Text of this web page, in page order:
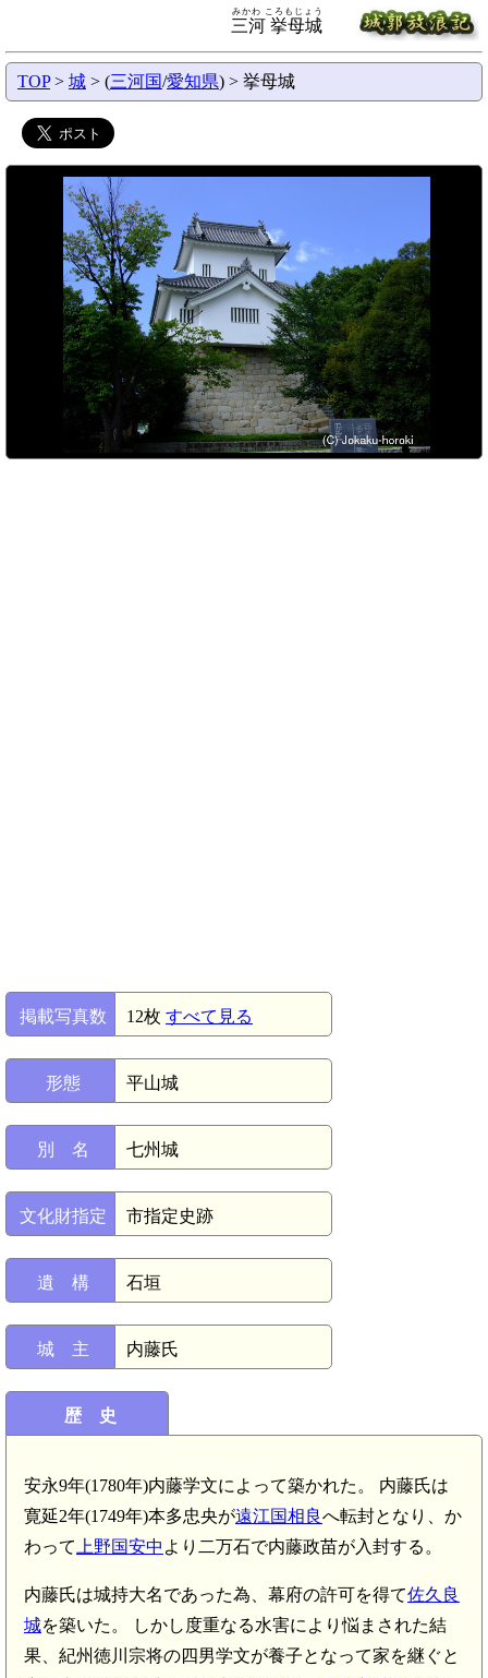
三河 挙母城
みかわ ころもじょう
TOP> 城 > (三河国/愛知県) > 挙母城
掲載写真数 12枚 すべて見る
形態 平山城
別 名 七州城
文化財指定 市指定史跡
遺 構 石垣
城 主 内藤氏
歴 史
安永9年(1780年)内藤学文によって築かれた。 内藤氏は
寛延2年(1749年)本多忠央が遠江国相良へ転封となり、か
わって 上野国安中 より二万石で内藤政苗が入封する。
内藤氏は城持大名であった為、幕府の許可を得て佐久良
城を築いた。 しかし度重なる水害により悩まされた結
果、紀州徳川宗将の四男学文が養子となって家を継ぐと